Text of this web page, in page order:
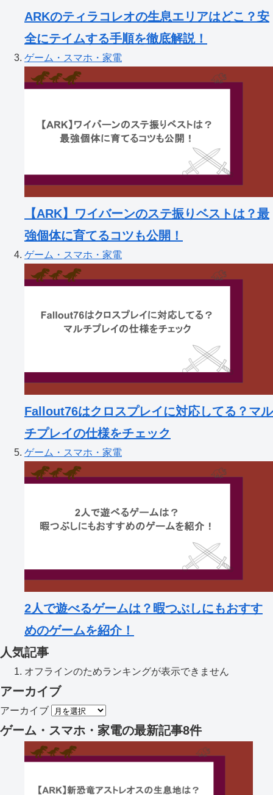
ARKのティラコレオの生息エリアはどこ？安
全にテイムする手順を徹底解説！
ゲーム・スマホ・家電
【ARK】ワイバーンのステ振りベストは？最
強個体に育てるコツも公開！
ゲーム・スマホ・家電
Fallout76はクロスプレイに対応してる？マル
チプレイの仕様をチェック
ゲーム・スマホ・家電
2人で遊べるゲームは？暇つぶしにもおすす
めのゲームを紹介！
人気記事
オフラインのためランキングが表示できません
アーカイブ
アーカイブ
ゲーム・スマホ・家電の最新記事8件